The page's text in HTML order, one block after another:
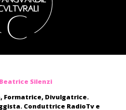
Beatrice Silenzi
Formatrice, Divulgatrice.
Conduttrice RadioTv e